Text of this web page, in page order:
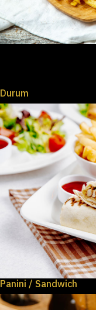
Durum
Panini / Sandwich